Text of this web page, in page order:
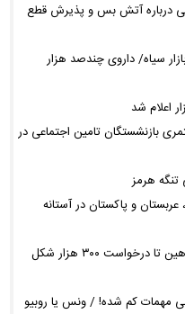
درباره آتش بس و پذیرش قطع
سیاه/ داروی چندصد هزار
اعلام شد
بازنشستگان تامین اجتماعی در
تنگه هرمز
و پاکستان در آستانه
دردسر جدید همسر نتانیاهو/ از فریاد و توهین تا درخواست ۳۰۰ هزار شکل
مهمات کم شده! / ونس یا روبیو